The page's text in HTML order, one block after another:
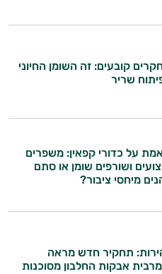
קובעים: זה השומן החיוני
שריר
על כדורי קפאין: משפרים
ושורפים שומן או סתם
מיחסי ציבור?
תחקיר חדש מראה
אבקות החלבון מסוכנות
מאגרי מידע קליניים
הרפואה הטבעית
את תוספי
המדויקים למטרות
לך אילו רכיבים
גם בחיי היום
עבורך המלצות
לעזור?